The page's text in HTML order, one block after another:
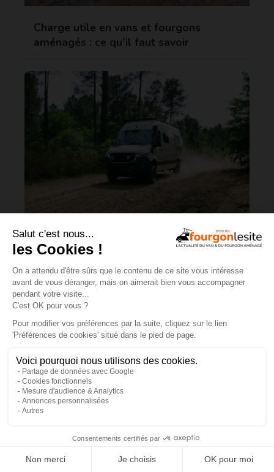
Charge utile en vans et fourgons
aménagés : ce qu’il faut savoir
Mercedes Sprinter : le 4×4 est-il
vraiment indispensable ?
ESSAIS